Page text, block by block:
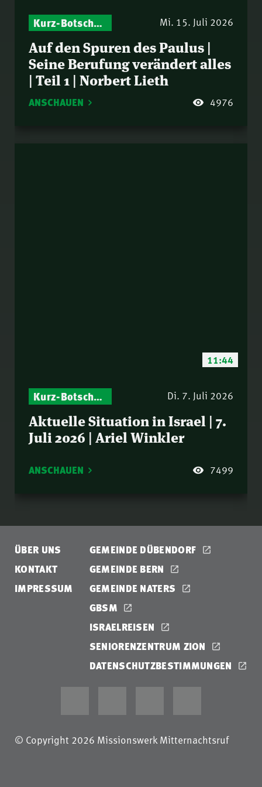
Kurz-Botschaften – Biblische Impulse mit Zukunft im Blick Mi. 15. Juli 2026
Auf den Spuren des Paulus |
Seine Berufung verändert alles
| Teil 1 | Norbert Lieth
ANSCHAUEN 4976
11:44
Israel – Biblische Perspektiven & aktuelle Einordnungen
Kurz-Botschaften – Biblische Impulse mit Zukunft im Blick Di. 7. Juli 2026
Aktuelle Situation in Israel | 7.
Juli 2026 | Ariel Winkler
ANSCHAUEN 7499
ÜBER UNS
KONTAKT
IMPRESSUM
GEMEINDE DÜBENDORF
GEMEINDE BERN
GEMEINDE NATERS
GBSM
ISRAELREISEN
SENIORENZENTRUM ZION
DATENSCHUTZBESTIMMUNGEN
© Copyright 2026 Missionswerk Mitternachtsruf